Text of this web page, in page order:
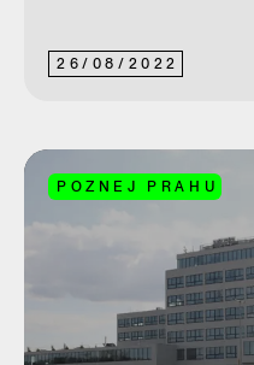
26/ 08/ 2022
POZNEJ PRAHU